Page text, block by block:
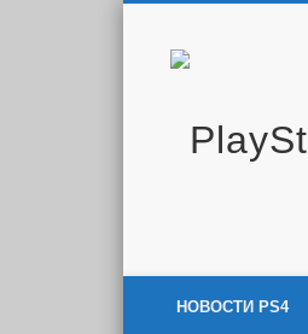
Новости и
НОВОСТИ PS4